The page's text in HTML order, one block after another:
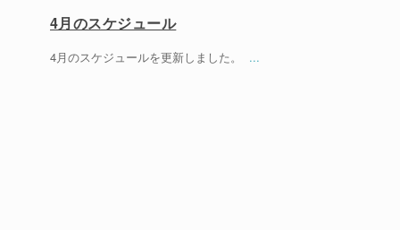
4月のスケジュール
4月のスケジュールを更新しました。 ...